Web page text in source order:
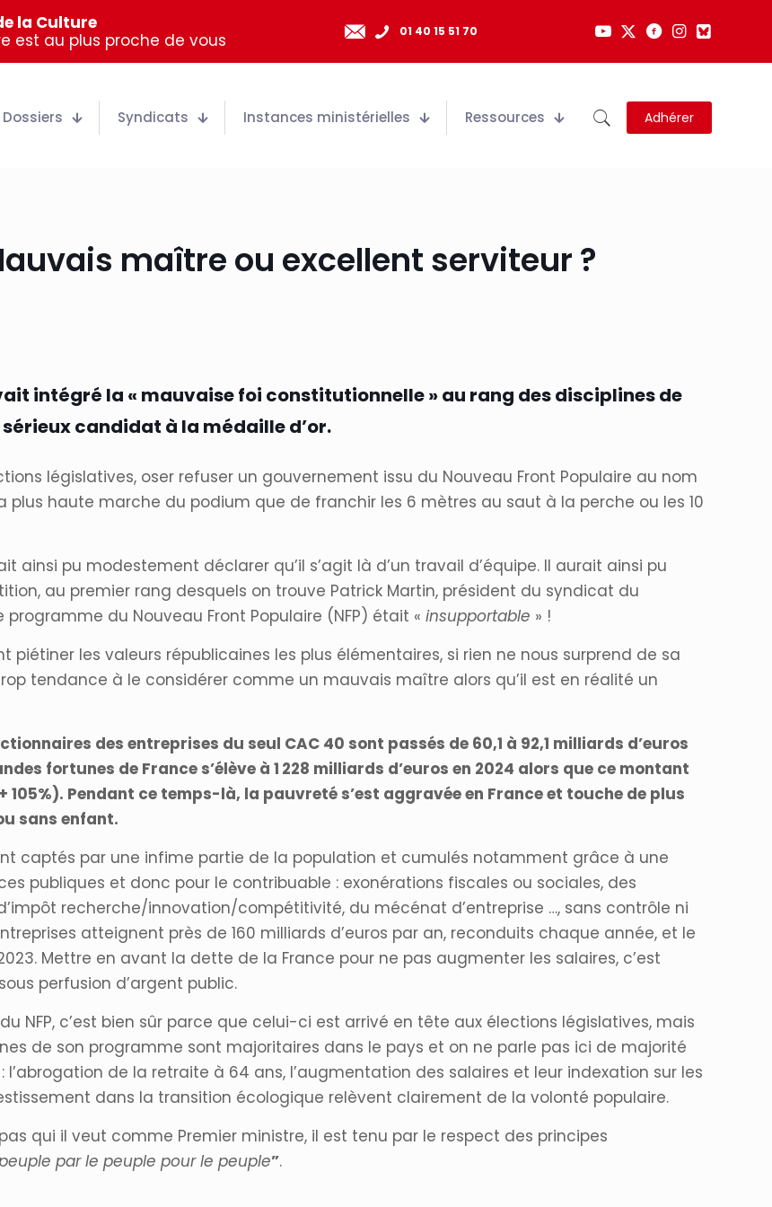
la Culture
est au plus proche de vous
01 40 15 51 70
Dossiers Syndicats Instances ministérielles Ressources Adhérer
maître ou excellent serviteur ?
intégré la « mauvaise foi constitutionnelle » au rang des disciplines de
candidat à la médaille d’or.
législatives, oser refuser un gouvernement issu du Nouveau Front Populaire au nom
plus haute marche du podium que de franchir les 6 mètres au saut à la perche ou les 10
ainsi pu modestement déclarer qu’il s’agit là d’un travail d’équipe. Il aurait ainsi pu
au premier rang desquels on trouve Patrick Martin, président du syndicat du
du Nouveau Front Populaire (NFP) était « insupportable » !
piétiner les valeurs républicaines les plus élémentaires, si rien ne nous surprend de sa
tendance à le considérer comme un mauvais maître alors qu’il est en réalité un
des entreprises du seul CAC 40 sont passés de 60,1 à 92,1 milliards d’euros
fortunes de France s’élève à 1 228 milliards d’euros en 2024 alors que ce montant
105%). Pendant ce temps-là, la pauvreté s’est aggravée en France et touche de plus
sans enfant.
captés par une infime partie de la population et cumulés notamment grâce à une
publiques et donc pour le contribuable : exonérations fiscales ou sociales, des
recherche/innovation/compétitivité, du mécénat d’entreprise …, sans contrôle ni
atteignent près de 160 milliards d’euros par an, reconduits chaque année, et le
Mettre en avant la dette de la France pour ne pas augmenter les salaires, c’est
perfusion d’argent public.
NFP, c’est bien sûr parce que celui-ci est arrivé en tête aux élections législatives, mais
de son programme sont majoritaires dans le pays et on ne parle pas ici de majorité
l’abrogation de la retraite à 64 ans, l’augmentation des salaires et leur indexation sur les
dans la transition écologique relèvent clairement de la volonté populaire.
qui il veut comme Premier ministre, il est tenu par le respect des principes
par le peuple pour le peuple”.